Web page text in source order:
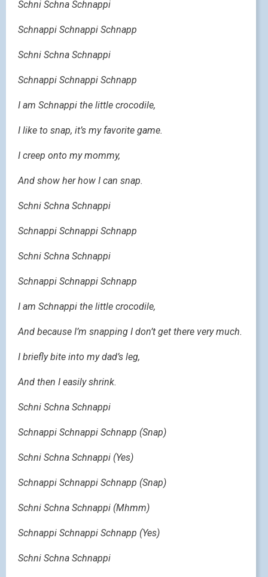
Schni Schna Schnappi
Schnappi Schnappi Schnapp
Schni Schna Schnappi
Schnappi Schnappi Schnapp
I am Schnappi the little crocodile,
I like to snap, it’s my favorite game.
I creep onto my mommy,
And show her how I can snap.
Schni Schna Schnappi
Schnappi Schnappi Schnapp
Schni Schna Schnappi
Schnappi Schnappi Schnapp
I am Schnappi the little crocodile,
And because I’m snapping I don’t get there very much.
I briefly bite into my dad’s leg,
And then I easily shrink.
Schni Schna Schnappi
Schnappi Schnappi Schnapp (Snap)
Schni Schna Schnappi (Yes)
Schnappi Schnappi Schnapp (Snap)
Schni Schna Schnappi (Mhmm)
Schnappi Schnappi Schnapp (Yes)
Schni Schna Schnappi